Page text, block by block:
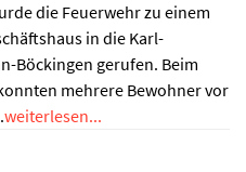
die Feuerwehr zu einem
in die Karl-
Böckingen gerufen. Beim
mehrere Bewohner vor
weiterlesen...